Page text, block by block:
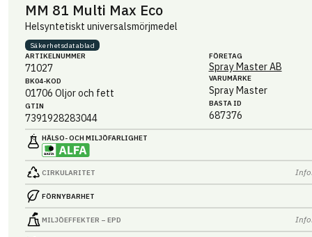
MM 81 Multi Max Eco
Helsyntetiskt universalsmörjmedel
Säkerhets­datablad
ARTIKEL­NUMMER
71027
BK04-KOD
01706 Oljor och fett
GTIN
7391928283044
FÖRETAG
Spray Master AB
VARUMÄRKE
Spray Master
BASTA ID
687376
HÄLSO- OCH MILJÖ­FARLIGHET
CIRKULARITET
FÖRNYBARHET
MILJÖEFFEKTER – EPD